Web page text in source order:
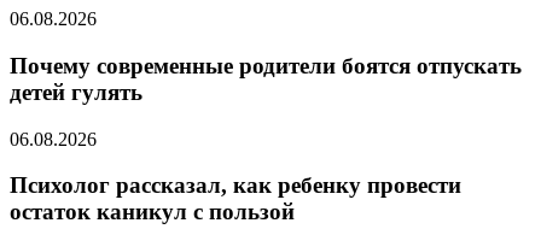
06.08.2026
Почему современные родители боятся отпускать
детей гулять
06.08.2026
Психолог рассказал, как ребенку провести
остаток каникул с пользой